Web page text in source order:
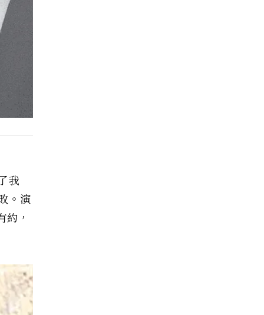
我
。演
，